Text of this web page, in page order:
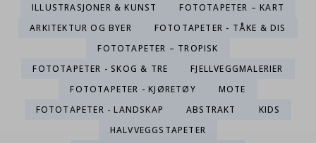
ILLUSTRASJONER & KUNST
FOTOTAPETER – KART
ARKITEKTUR OG BYER
FOTOTAPETER - TÅKE & DIS
FOTOTAPETER – TROPISK
FOTOTAPETER - SKOG & TRE
FJELLVEGGMALERIER
FOTOTAPETER - KJØRETØY
MOTE
FOTOTAPETER - LANDSKAP
ABSTRAKT
KIDS
HALVVEGGSTAPETER